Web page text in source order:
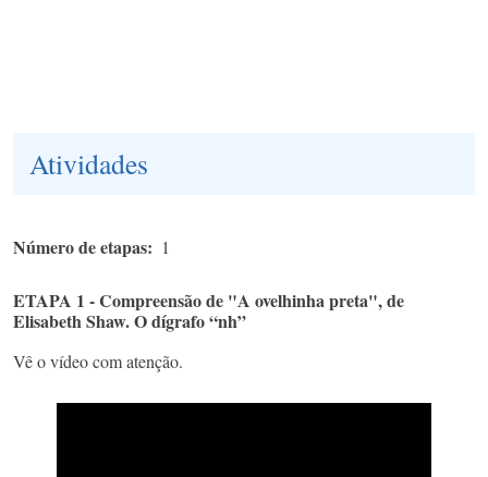
Atividades
Número de etapas 1
ETAPA 1 - Compreensão de "A ovelhinha preta", de
Elisabeth Shaw. O dígrafo “nh”
Vê o vídeo com atenção.